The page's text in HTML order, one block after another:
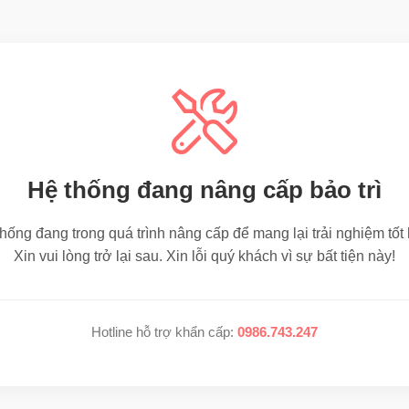
Hệ thống đang nâng cấp bảo trì
đang trong quá trình nâng cấp để mang lại trải nghiệm tốt
Xin vui lòng trở lại sau. Xin lỗi quý khách vì sự bất tiện này!
Hotline hỗ trợ khẩn cấp: 0986.743.247